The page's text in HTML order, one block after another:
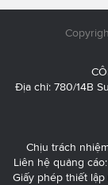
Địa chỉ: 780/14B
Chịu trách
Liên hệ quảng cáo:
Giấy phép thiết lập